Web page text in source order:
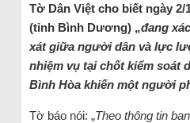
Tờ Dân Việt cho biết ngày 2/
(tỉnh Bình Dương) „đang
xát giữa người dân và lực
nhiệm vụ tại chốt kiểm soát
Bình Hòa khiến một người
Tờ báo nói: „Theo thông tin